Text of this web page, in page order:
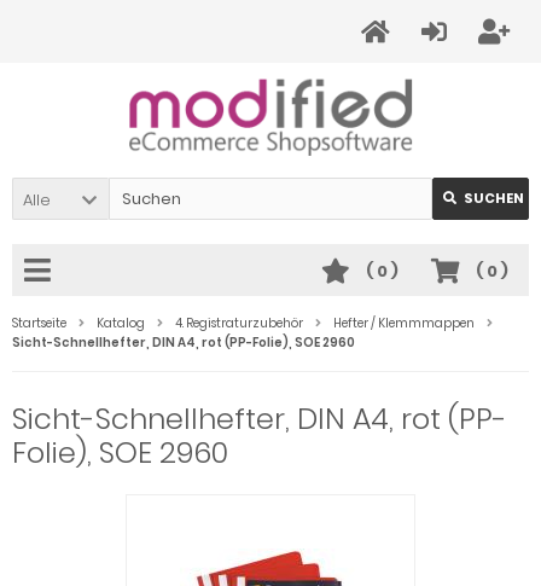
Alle SUCHEN
( 0)
( 0)
Startseite Katalog 4. Registraturzubehör
Hefter / Klemmmappen
Sicht-Schnellhefter, DIN A4, rot (PP-Folie), SOE 2960
Sicht-Schnellhefter, DIN A4, rot (PP-
Folie), SOE 2960